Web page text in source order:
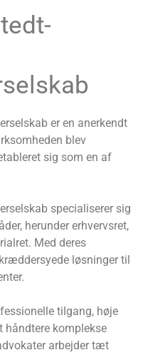
er en anerkendt
blev
sig som en af
specialiserer sig
herunder erhvervsret,
Med deres
løsninger til
tilgang, høje
håndtere komplekse
arbejder tæt